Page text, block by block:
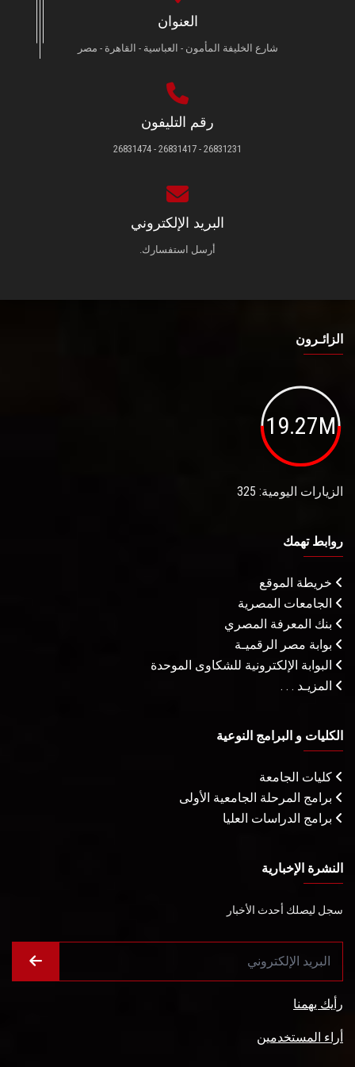
العنوان
شارع الخليفة المأمون - العباسية - القاهرة - مصر
رقم التليفون
26831231 - 26831417 - 26831474
البريد الإلكتروني
أرسل استفسارك.
الزائـرون
19.27M
الزيارات اليومية: 325
روابط تهمك
خريطة الموقع
الجامعات المصرية
بنك المعرفة المصري
بوابة مصر الرقميـة
البوابة الإلكترونية للشكاوى الموحدة
المزيـد . . .
الكليات و البرامج النوعية
كليات الجامعة
برامج المرحلة الجامعية الأولى
برامج الدراسات العليا
النشرة الإخبارية
سجل ليصلك أحدث الأخبار
رأيك يهمنا
أراء المستخدمين